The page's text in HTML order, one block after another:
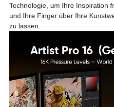
Technologie, um Ihre Inspiration
und Ihre Finger über Ihre
zu lassen.